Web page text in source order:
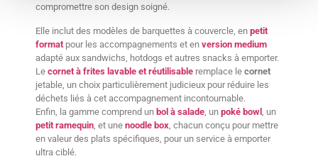
compromettre son design soigné.
Elle inclut des modèles de barquettes à couvercle, en petit
format pour les accompagnements et en version medium
adapté aux sandwichs, hotdogs et autres snacks à emporter.
Le cornet à frites lavable et réutilisable remplace le cornet
jetable, un choix particulièrement judicieux pour réduire les
déchets liés à cet accompagnement incontournable.
Enfin, la gamme comprend un bol à salade , un poké bowl , un
petit ramequin , et une noodle box , chacun conçu pour mettre
en valeur des plats spécifiques, pour un service à emporter
ultra ciblé.